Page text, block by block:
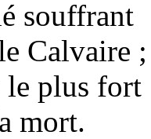
souffrant
Calvaire ;
le plus fort
mort.